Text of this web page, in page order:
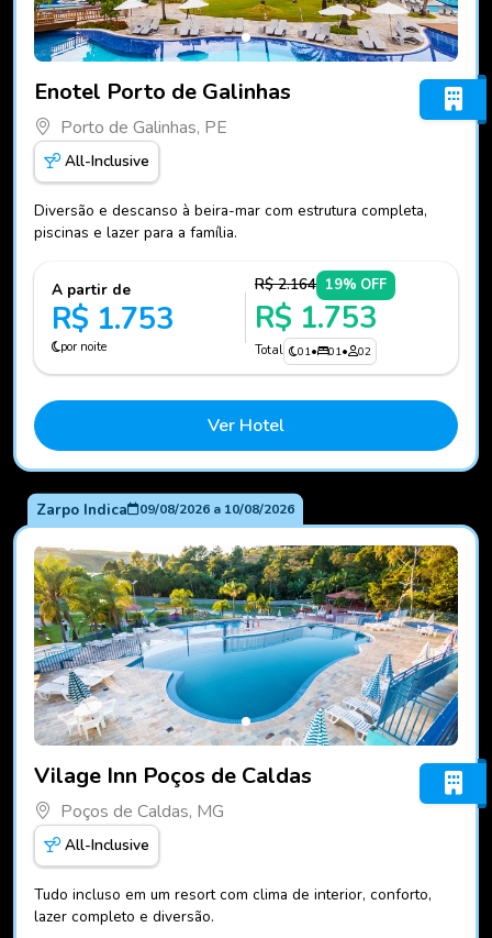
Enotel Porto de Galinhas
Porto de Galinhas, PE
All-Inclusive
Diversão e descanso à beira-mar com estrutura completa,
piscinas e lazer para a família.
A partir de
R$ 1.753
por noite
R$ 2.164 19% OFF
R$ 1.753
Total 01• 01• 02
Ver Hotel
Zarpo Indica 09/08/2026a 10/08/2026
Vilage Inn Poços de Caldas
Poços de Caldas, MG
All-Inclusive
Tudo incluso em um resort com clima de interior, conforto,
lazer completo e diversão.